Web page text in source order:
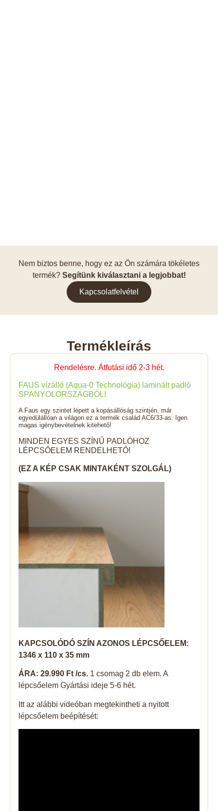
Nem biztos benne, hogy ez az Ön számára tökéletes
termék? Segítünk kiválasztani a legjobbat!
Kapcsolatfelvétel
Termékleírás
Rendelésre. Átfutási idő 2-3 hét.
FAUS vízálló (Aqua-0 Technológia) laminált padló
SPANYOLORSZÁGBÓL!
A Faus egy szintet lépett a kopásállóság szintjén, már
egyedülállóan a világon ez a termék család AC6/33-as. Igen
magas igénybevételnek kitehető!
MINDEN EGYES SZÍNŰ PADLÓHOZ
LÉPCSŐELEM RENDELHETŐ!
(EZ A KÉP CSAK MINTAKÉNT SZOLGÁL)
KAPCSOLÓDÓ SZÍN AZONOS LÉPCSŐELEM:
1346 x 110 x 35 mm
ÁRA: 29.990 Ft /cs. 1 csomag 2 db elem. A
lépcsőelem Gyártási ideje 5-6 hét.
Itt az alábbi videóban megtekintheti a nyitott
lépcsőelem beépítését: